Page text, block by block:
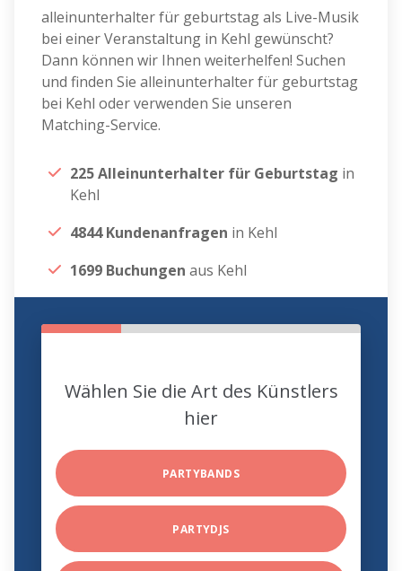
alleinunterhalter für geburtstag als Live-Musik
bei einer Veranstaltung in Kehl gewünscht?
Dann können wir Ihnen weiterhelfen! Suchen
und finden Sie alleinunterhalter für geburtstag
bei Kehl oder verwenden Sie unseren
Matching-Service.
225 Alleinunterhalter für Geburtstag in
Kehl
4844 Kundenanfragen in Kehl
1699 Buchungen aus Kehl
Wählen Sie die Art des Künstlers
hier
PARTYBANDS
PARTYDJS